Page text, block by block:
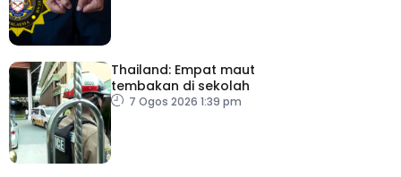
Thailand: Empat maut
tembakan di sekolah
7 Ogos 2026 1:39 pm